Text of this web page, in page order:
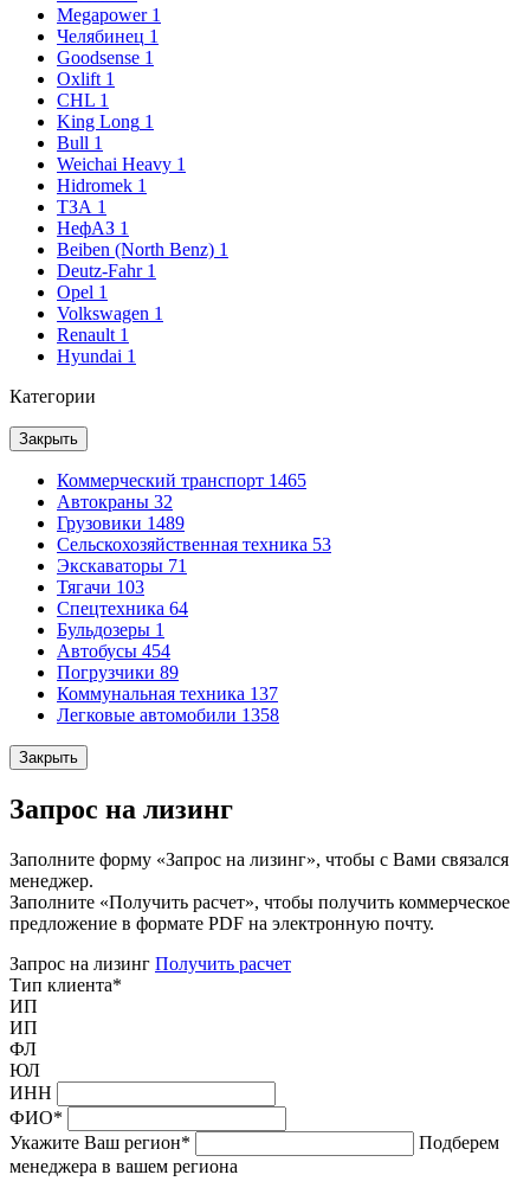
Megapower 1
Челябинец 1
Goodsense 1
Oxlift 1
CHL 1
King Long 1
Bull 1
Weichai Heavy 1
Hidromek 1
ТЗА 1
НефАЗ 1
Beiben (North Benz) 1
Deutz-Fahr 1
Opel 1
Volkswagen 1
Renault 1
Hyundai 1
Категории
Закрыть
Коммерческий транспорт 1465
Автокраны 32
Грузовики 1489
Сельскохозяйственная техника 53
Экскаваторы 71
Тягачи 103
Спецтехника 64
Бульдозеры 1
Автобусы 454
Погрузчики 89
Коммунальная техника 137
Легковые автомобили 1358
Закрыть
Запрос на лизинг
Заполните форму «Запрос на лизинг», чтобы с Вами связался
менеджер.
Заполните «Получить расчет», чтобы получить коммерческое
предложение в формате PDF на электронную почту.
Запрос на лизинг Получить расчет
Тип клиента*
ИП
ИП
ФЛ
ЮЛ
ИНН
ФИО*
Укажите Ваш регион*
Подберем
менеджера в вашем региона